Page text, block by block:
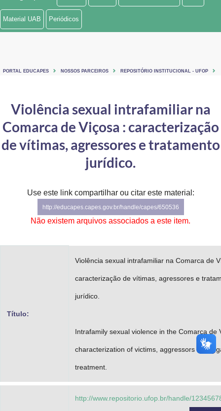
Ministério de Minas e Energia
Controladoria-Geral da União
Ministério da Mulher, da Família e dos Direitos Humanos
Gabinete de Segurança Institucional
Material UAB Periódicos
PORTAL EDUCAPES NOSSOS PARCEIROS REPOSITÓRIO INSTITUCIONAL - UFOP
Violência sexual intrafamiliar na
Comarca de Viçosa : caracterização
de vítimas, agressores e tratamento
jurídico.
Use este link compartilhar ou citar este material:
http://educapes.capes.gov.br/handle/capes/650536
Não existem arquivos associados a este item.
Título:
Violência sexual intrafamiliar na Comarca de
caracterização de vítimas, agressores e
jurídico.
Intrafamily sexual violence in the Comarca de
characterization of victims, aggressors and
treatment.
http://www.repositorio.ufop.br/handle/